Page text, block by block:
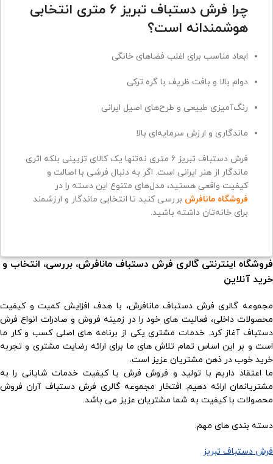
چرا فرش دستباف تبریز ۶ متری انتخابی
هوشمندانه است؟
ابعاد مناسب برای اغلب فضاهای خانگی
دوام بالا و بافت ظریف با گره ترکی
رنگ‌آمیزی طبیعی و طرح‌های اصیل ایرانی
ماندگاری و ارزش سرمایه‌ای بالا
فرش دستباف تبریز ۶ متری نه‌تنها یک کالای تزیینی بلکه اثری
ماندگار از هنر ایرانی است. اگر به دنبال فرشی با اصالت و
کیفیت واقعی هستید، مدل‌های متنوع این دسته را در
فروشگاه مانافرش بررسی کنید تا انتخابی ماندگار و ارزشمند
برای خانه‌تان داشته باشید.
فروشگاه اینترنتی گالری فرش دستباف مانافرش، بررسی، انتخاب و
خرید آنلاین
مجموعه گالری فرش دستباف مانافرش، با هدف افزایش کمیت و کیفیت
محصولات داخلی، فعالیت های خود را در زمینه فروش و صادرات انواع فرش
دستباف آغاز کرد. خدمات مشتری یکی از برنامه های اصلی کسب و کار ما
است و بر این اساس تمام تلاش های ما برای ارائه رضایت مشتری و تجربه
خرید خوب در ذهن مشتریان عزیز است.
ما اعتقاد داریم با تولید و فروش فرش یا کیفیت خدمات شایانی را به
مشتریانمان ارائه دهیم. افتخار مجموعه گالری فرش دستباف آران فروش
محصولات با کیفیت به شما مشتریان عزیز می باشد.
دسته بندی های مهم:
فرش دستباف تبریز